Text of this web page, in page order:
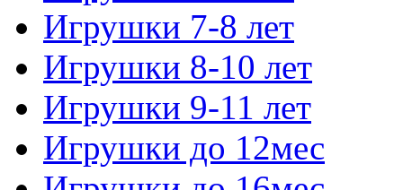
Игрушки 7-8 лет
Игрушки 8-10 лет
Игрушки 9-11 лет
Игрушки до 12мес